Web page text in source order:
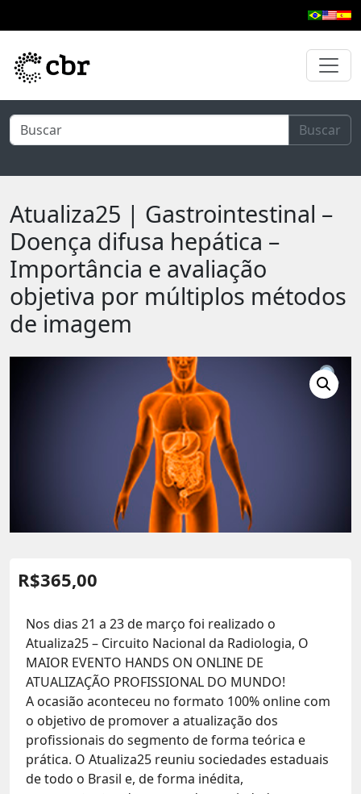
Buscar
Atualiza25 | Gastrointestinal –
Doença difusa hepática –
Importância e avaliação
objetiva por múltiplos métodos
de imagem
R$365,00
Nos dias 21 a 23 de março foi realizado o
Atualiza25 – Circuito Nacional da Radiologia, O
MAIOR EVENTO HANDS ON ONLINE DE
ATUALIZAÇÃO PROFISSIONAL DO MUNDO!
A ocasião aconteceu no formato 100% online com
o objetivo de promover a atualização dos
profissionais do segmento de forma teórica e
prática. O Atualiza25 reuniu sociedades estaduais
de todo o Brasil e, de forma inédita,